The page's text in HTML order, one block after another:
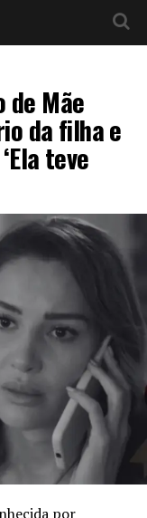
de Mãe
da filha e
teve
por